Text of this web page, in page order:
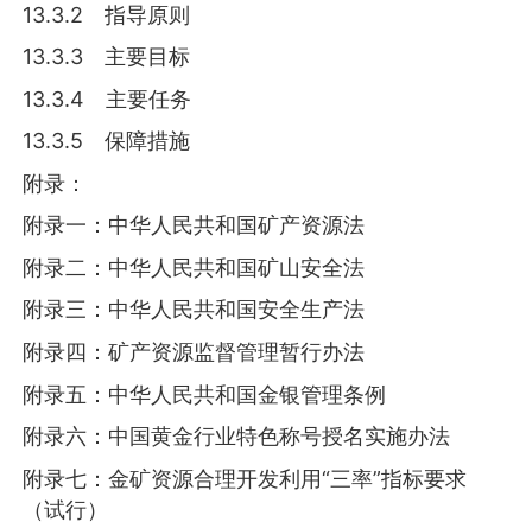
13.3.2 指导原则
13.3.3 主要目标
13.3.4 主要任务
13.3.5 保障措施
附录：
附录一：中华人民共和国矿产资源法
附录二：中华人民共和国矿山安全法
附录三：中华人民共和国安全生产法
附录四：矿产资源监督管理暂行办法
附录五：中华人民共和国金银管理条例
附录六：中国黄金行业特色称号授名实施办法
附录七：金矿资源合理开发利用“三率”指标要求
（试行）